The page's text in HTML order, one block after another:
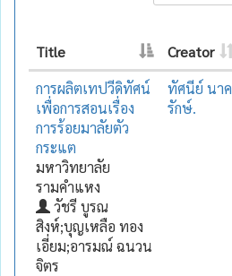
Title Creator
การผลิตเทปวีดิทัศน์
เพื่อการสอนเรื่อง
การร้อยมาลัยตัว
กระแต
มหาวิทยาลัย
รามคำแหง
วัชรี บูรณ
สิงห์;บุญเหลือ ทอง
เอี่ยม;อารมณ์ ฉนวน
จิตร
ทัศนีย์ นาค
รักษ์.